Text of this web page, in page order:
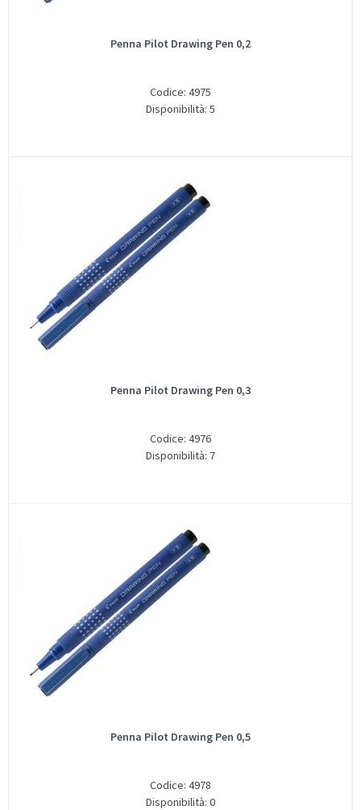
Penna Pilot Drawing Pen 0,2
Codice: 4975
Disponibilità: 5
Penna Pilot Drawing Pen 0,3
Codice: 4976
Disponibilità: 7
Penna Pilot Drawing Pen 0,5
Codice: 4978
Disponibilità: 0